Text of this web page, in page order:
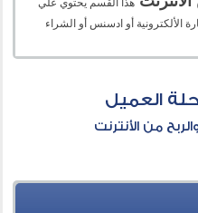
هذا القسم يحتوي علي
الألكترونية أو ادسنس أو الشراء
العميل
من الأنترنت